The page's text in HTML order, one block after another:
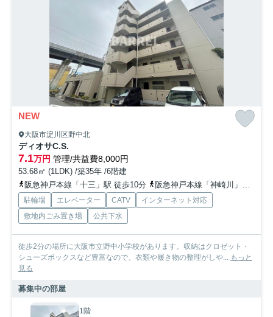
NEW
大阪市淀川区野中北
ディオサC.S.
7.1万円 管理/共益費8,000円
53.68㎡ (1LDK) /築35年 /6階建
阪急神戸本線「十三」駅 徒歩10分
阪急神戸本線「神崎川」駅 徒歩13分
駐輪場 エレベーター CATV
インターネット対応
敷地内ごみ置き場
公共下水
徒歩2分の場所に大阪市立野中小学校があります。収納はクロゼット・
シューズボックスなど豊富なので、衣類や履き物の整理がしや... もっと
見る
募集中の部屋
1階